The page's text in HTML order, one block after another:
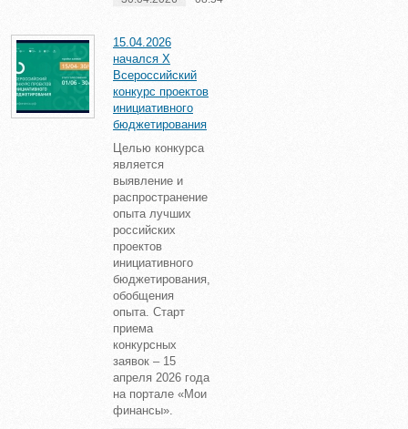
15.04.2026
начался X
Всероссийский
конкурс проектов
инициативного
бюджетирования
Целью конкурса
является
выявление и
распространение
опыта лучших
российских
проектов
инициативного
бюджетирования,
обобщения
опыта. Старт
приема
конкурсных
заявок – 15
апреля 2026 года
на портале «Мои
финансы».